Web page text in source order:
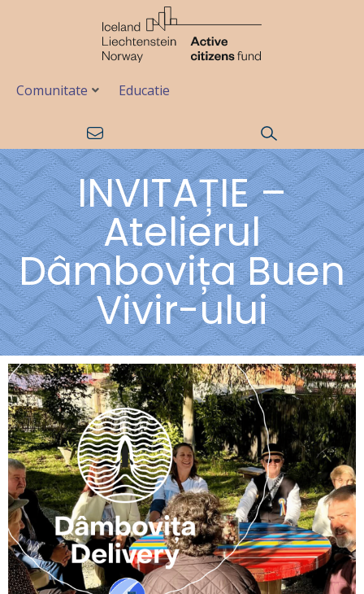
Comunitate Educatie
INVITAȚIE –
Atelierul
Dâmbovița Buen
Vivir-ului